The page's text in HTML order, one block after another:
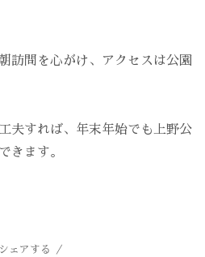
訪問を心がけ、アクセスは公園
夫すれば、年末年始でも上野公
きます。
シェアする